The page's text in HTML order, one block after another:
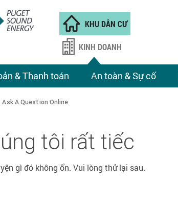
KHU DÂN CƯ
& Thanh toán An toàn & Sự cố
KINH DOANH
Ask A Question Online
tôi rất tiếc
gì đó không ổn. Vui lòng thử lại sau.